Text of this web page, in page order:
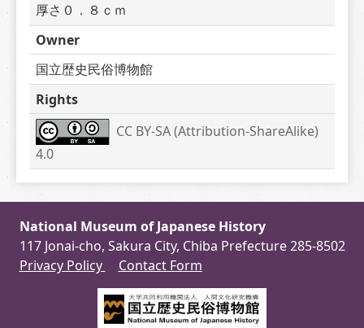
厚さ０．８ｃｍ
Owner
国立歴史民俗博物館
Rights
CC BY-SA (Attribution-ShareAlike)
4.0
National Museum of Japanese History
117 Jonai-cho, Sakura City, Chiba Prefecture 285-8502
Privacy Policy
Contact Form